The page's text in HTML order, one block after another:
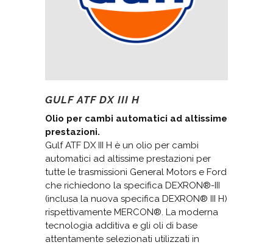
GULF ATF DX III H
Olio per cambi automatici ad altissime
prestazioni.
Gulf ATF DX III H è un olio per cambi
automatici ad altissime prestazioni per
tutte le trasmissioni General Motors e Ford
che richiedono la specifica DEXRON®-III
(inclusa la nuova specifica DEXRON® III H)
rispettivamente MERCON®. La moderna
tecnologia additiva e gli oli di base
attentamente selezionati utilizzati in